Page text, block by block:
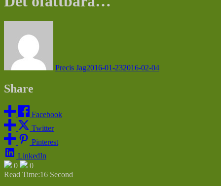
Precis Jag2016-01-232016-02-04
Share
Facebook
Twitter
Pinterest
LinkedIn
0
0
Read Time:16 Second